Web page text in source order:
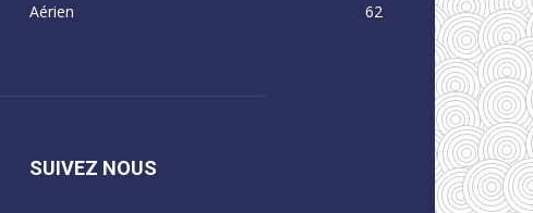
Aérien
62
SUIVEZ NOUS